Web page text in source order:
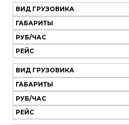
ВИД ГРУЗОВИКА
ГАБАРИТЫ
РУБ/ЧАС
РЕЙС
ВИД ГРУЗОВИКА
ГАБАРИТЫ
РУБ/ЧАС
РЕЙС